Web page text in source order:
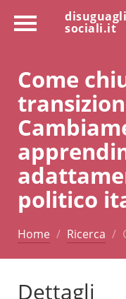
sociali.it
Come
politico
Home Ricerca
Dettagli